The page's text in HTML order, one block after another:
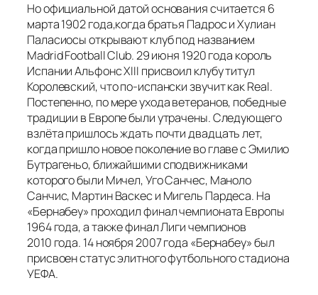
Но официальной датой основания считается 6
марта 1902 года,когда братья Падрос и Хулиан
Паласиосы открывают клуб под названием
Madrid Football Club. 29 июня 1920 года король
Испании Альфонс XIII присвоил клубу титул
Королевский, что по-испански звучит как Real.
Постепенно, по мере ухода ветеранов, победные
традиции в Европе были утрачены. Следующего
взлёта пришлось ждать почти двадцать лет,
когда пришло новое поколение во главе с Эмилио
Бутрагеньо, ближайшими сподвижниками
которого были Мичел, Уго Санчес, Маноло
Санчис, Мартин Васкес и Мигель Пардеса. На
«Бернабеу» проходил финал чемпионата Европы
1964 года, а также финал Лиги чемпионов
2010 года. 14 ноября 2007 года «Бернабеу» был
присвоен статус элитного футбольного стадиона
УЕФА.